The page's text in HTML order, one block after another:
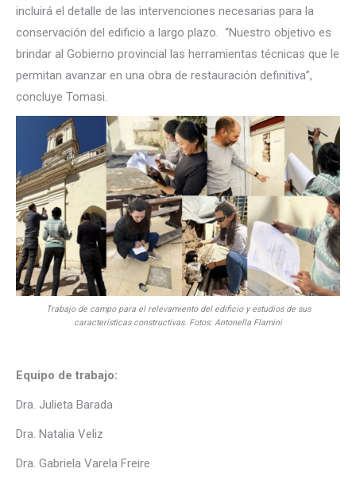
incluirá el detalle de las intervenciones necesarias para la
conservación del edificio a largo plazo. “Nuestro objetivo es
brindar al Gobierno provincial las herramientas técnicas que le
permitan avanzar en una obra de restauración definitiva”,
concluye Tomasi.
Trabajo de campo para el relevamiento del edificio y estudios de sus
características constructivas. Fotos: Antonella Flamini
Equipo de trabajo:
Dra. Julieta Barada
Dra. Natalia Veliz
Dra. Gabriela Varela Freire